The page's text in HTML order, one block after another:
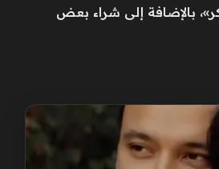
بالإضافة إلى شراء بعض